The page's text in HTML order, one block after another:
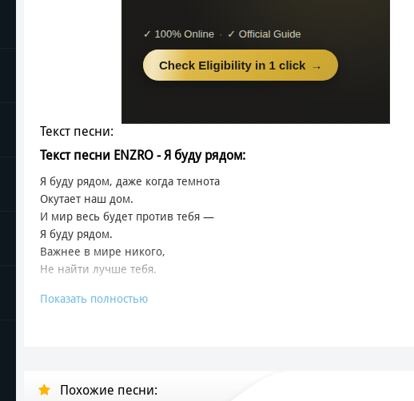
Текст песни:
Текст песни ENZRO - Я буду рядом:
Я буду рядом, даже когда темнота
Окутает наш дом.
И мир весь будет против тебя —
Я буду рядом.
Важнее в мире никого,
Не найти лучше тебя.
Я буду рядом, даже когда темнота
Не найти лучше тебя.
Показать полностью
Похожие песни: